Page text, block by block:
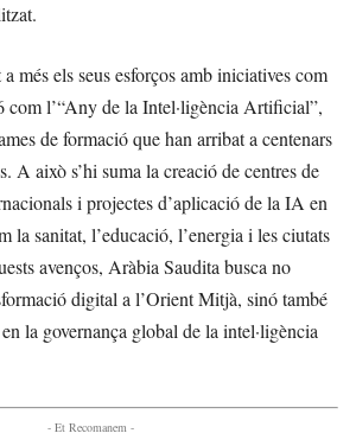
més els seus esforços amb iniciatives com
com l’“Any de la Intel·ligència Artificial”,
de formació que han arribat a centenars
A això s’hi suma la creació de centres de
i projectes d’aplicació de la IA en
la sanitat, l’educació, l’energia i les ciutats
avenços, Aràbia Saudita busca no
digital a l’Orient Mitjà, sinó també
la governança global de la intel·ligència
- Et Recomanem -